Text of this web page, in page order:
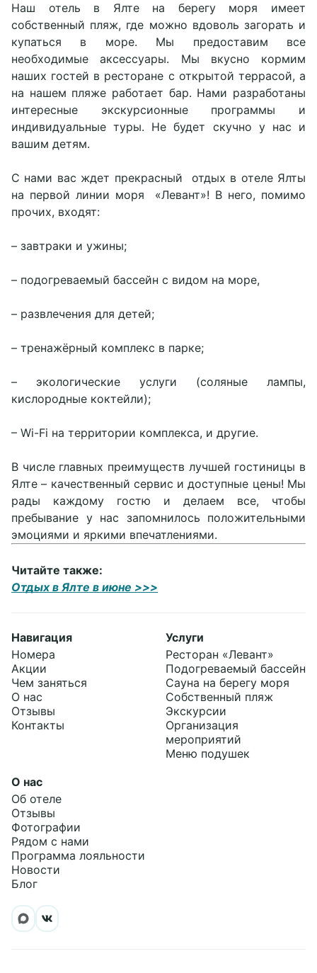
Наш отель в Ялте на берегу моря имеет
собственный пляж, где можно вдоволь загорать и
купаться в море. Мы предоставим все
необходимые аксессуары. Мы вкусно кормим
наших гостей в ресторане с открытой террасой, а
на нашем пляже работает бар. Нами разработаны
интересные экскурсионные программы и
индивидуальные туры. Не будет скучно у нас и
вашим детям.
С нами вас ждет прекрасный отдых в отеле Ялты
на первой линии моря «Левант»! В него, помимо
прочих, входят:
– завтраки и ужины;
– подогреваемый бассейн с видом на море,
– развлечения для детей;
– тренажёрный комплекс в парке;
– экологические услуги (соляные лампы,
кислородные коктейли);
– Wi-Fi на территории комплекса, и другие.
В числе главных преимуществ лучшей гостиницы в
Ялте – качественный сервис и доступные цены! Мы
рады каждому гостю и делаем все, чтобы
пребывание у нас запомнилось положительными
эмоциями и яркими впечатлениями.
Читайте также:
Отдых в Ялте в июне >>>
Подробнее
Навигация
Номера
Акции
Чем заняться
О нас
Отзывы
Контакты
Услуги
Ресторан «Левант»
Подогреваемый бассейн
Сауна на берегу моря
Собственный пляж
Экскурсии
Организация
мероприятий
Меню подушек
О нас
Об отеле
Отзывы
Фотографии
Рядом с нами
Программа лояльности
Новости
Блог